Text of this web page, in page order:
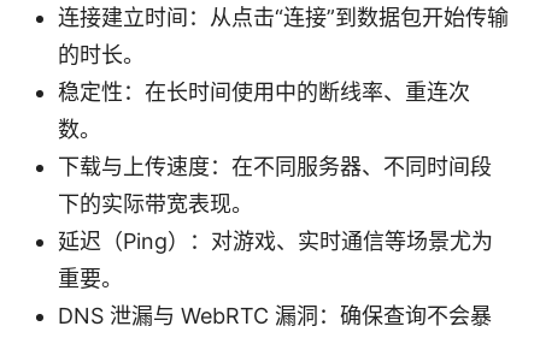
连接建立时间：从点击“连接”到数据包开始传输
的时长。
稳定性：在长时间使用中的断线率、重连次
数。
下载与上传速度：在不同服务器、不同时间段
下的实际带宽表现。
延迟（Ping）：对游戏、实时通信等场景尤为
重要。
DNS 泄漏与 WebRTC 漏洞：确保查询不会暴